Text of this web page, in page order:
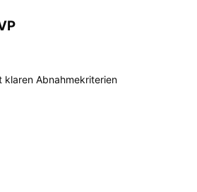
klaren Abnahmekriterien